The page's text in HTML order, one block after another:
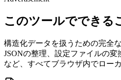
このツールでできる
構造化データを扱うための完全
JSONの整理、設定ファイルの
など、すべてブラウザ内でロー